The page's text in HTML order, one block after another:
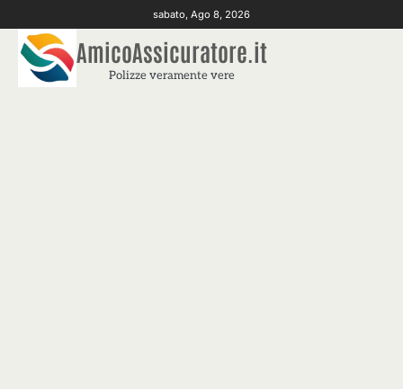
to
content
sabato, Ago 8, 2026
AmicoAssicuratore.it
Polizze veramente vere